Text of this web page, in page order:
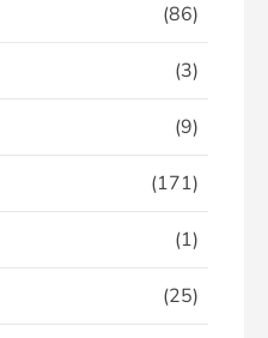
(86)
(3)
(9)
(171)
(1)
(25)